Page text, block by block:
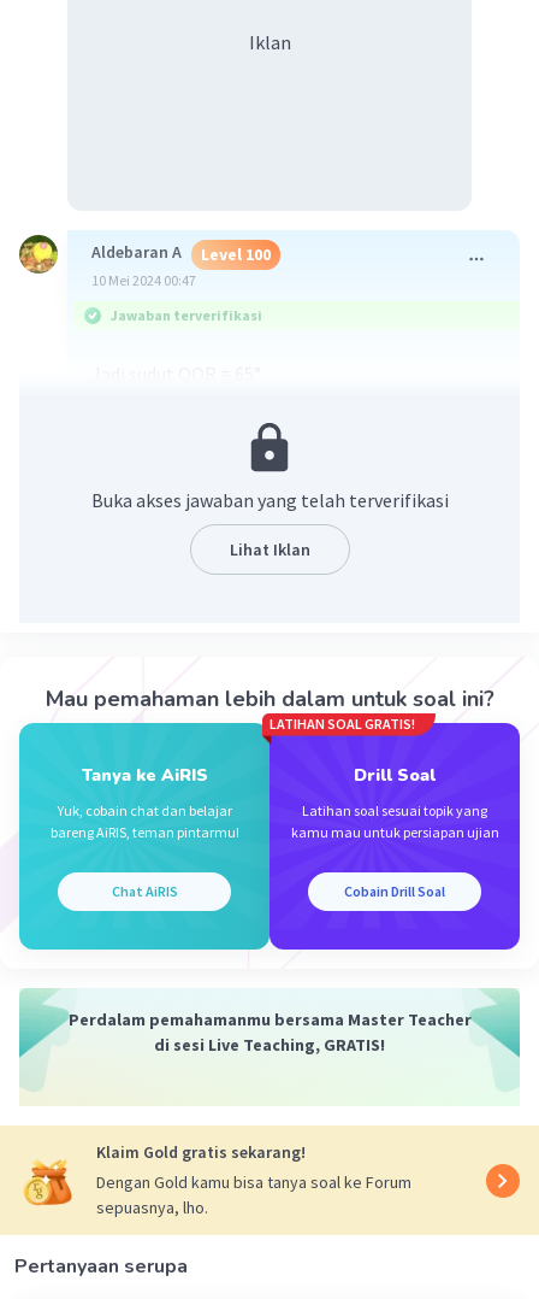
Iklan
Aldebaran A Level 100
10 Mei 2024 00:47
Jawaban terverifikasi
Sayyidah K Level 51
Jawaban terverifikasi
* ∠PQR=110°
Besar ∠QOR = ..... ?
Sudut lurus besarnya = 180°
∠POR=110°
Buka akses jawaban yang telah terverifikasi
Lihat Iklan
Mau pemahaman lebih dalam untuk soal ini?
Tanya ke AiRIS
Yuk, cobain chat dan belajar
bareng AiRIS, teman pintarmu!
Chat AiRIS
LATIHAN SOAL GRATIS!
Drill Soal
Latihan soal sesuai topik yang
kamu mau untuk persiapan ujian
Cobain Drill Soal
Perdalam pemahamanmu bersama Master Teacher
di sesi Live Teaching, GRATIS!
Klaim Gold gratis sekarang!
Dengan Gold kamu bisa tanya soal ke Forum
sepuasnya, lho.
Pertanyaan serupa